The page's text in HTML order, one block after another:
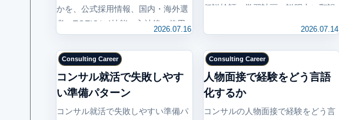
かを、公式採用情報、国内・海外選
考、TOEICと4技能、入社後の使用
に応じた優先順位を解説します。
2026.07.16
仮説検証、学習計画、説明力に翻訳
理します。
2026.07.14
Consulting Career
コンサル就活で失敗しやす
い準備パターン
コンサル就活で失敗しやすい準備パ
Consulting Career
人物面接で経験をどう言語
化するか
コンサルの人物面接で経験をどう言